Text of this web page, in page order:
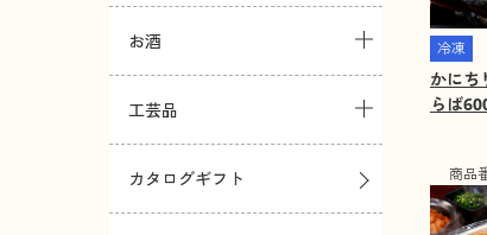
冷凍
かにち
らば
g【送
商品
お酒
工芸品
カタログギフト